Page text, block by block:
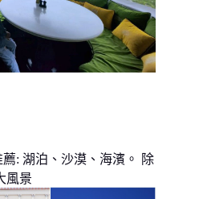
: 湖泊、沙漠、海濱。 除
風景